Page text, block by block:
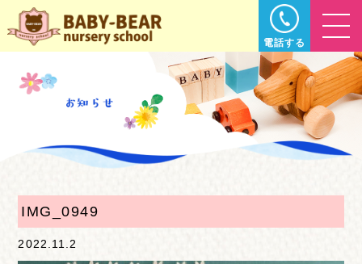
電話する
IMG_0949
2022.11.2